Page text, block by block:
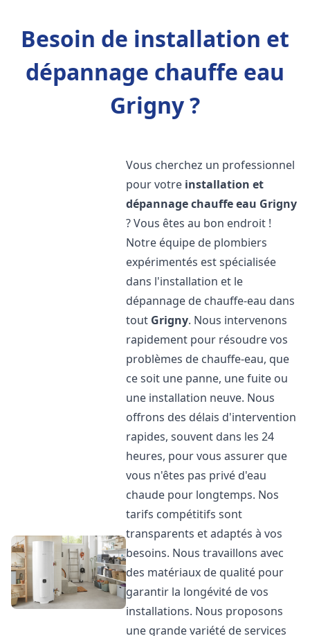
Besoin de installation et
dépannage chauffe eau
Grigny ?
Vous cherchez un professionnel
pour votre installation et
dépannage chauffe eau Grigny
? Vous êtes au bon endroit !
Notre équipe de plombiers
expérimentés est spécialisée
dans l'installation et le
dépannage de chauffe-eau dans
tout Grigny. Nous intervenons
rapidement pour résoudre vos
problèmes de chauffe-eau, que
ce soit une panne, une fuite ou
une installation neuve. Nous
offrons des délais d'intervention
rapides, souvent dans les 24
heures, pour vous assurer que
vous n'êtes pas privé d'eau
chaude pour longtemps. Nos
tarifs compétitifs sont
transparents et adaptés à vos
besoins. Nous travaillons avec
des matériaux de qualité pour
garantir la longévité de vos
installations. Nous proposons
une grande variété de services